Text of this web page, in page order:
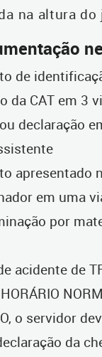
na altura do
de
da CAT em 3
declaração
apresentado
em uma
por
acidente de
o servidor
da